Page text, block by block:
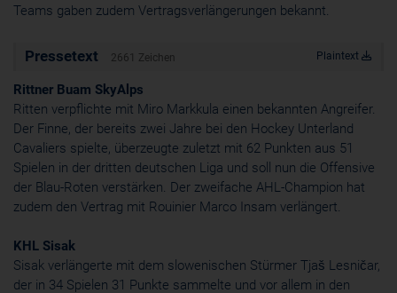
Teams gaben zudem Vertragsverlängerungen bekannt.
Pressetext 2661 Zeichen Plaintext
Rittner Buam SkyAlps
Ritten verpflichte mit Miro Markkula einen bekannten Angreifer.
Der Finne, der bereits zwei Jahre bei den Hockey Unterland
Cavaliers spielte, überzeugte zuletzt mit 62 Punkten aus 51
Spielen in der dritten deutschen Liga und soll nun die Offensive
der Blau-Roten verstärken. Der zweifache AHL-Champion hat
zudem den Vertrag mit Rouinier Marco Insam verlängert.
KHL Sisak
Sisak verlängerte mit dem slowenischen Stürmer Tjaš Lesničar,
der in 34 Spielen 31 Punkte sammelte und vor allem in den
Cookie
powrio.com
_ga, _gid
www.powrio.com
Cookies der eingeblendeten sozialen Medien werden gesetzt